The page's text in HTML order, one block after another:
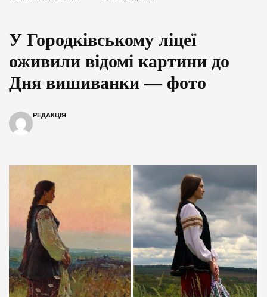
У Городківському ліцеї
оживили відомі картини до
Дня вишиванки — фото
РЕДАКЦІЯ